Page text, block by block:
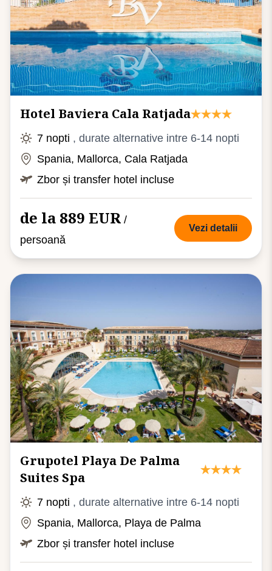
Hotel Baviera Cala Ratjada
7 nopti , durate alternative intre 6-14 nopti
Spania, Mallorca, Cala Ratjada
Zbor și transfer hotel incluse
de la 889 EUR /
persoană
Vezi detalii
Grupotel Playa De Palma
Suites Spa
7 nopti , durate alternative intre 6-14 nopti
Spania, Mallorca, Playa de Palma
Zbor și transfer hotel incluse